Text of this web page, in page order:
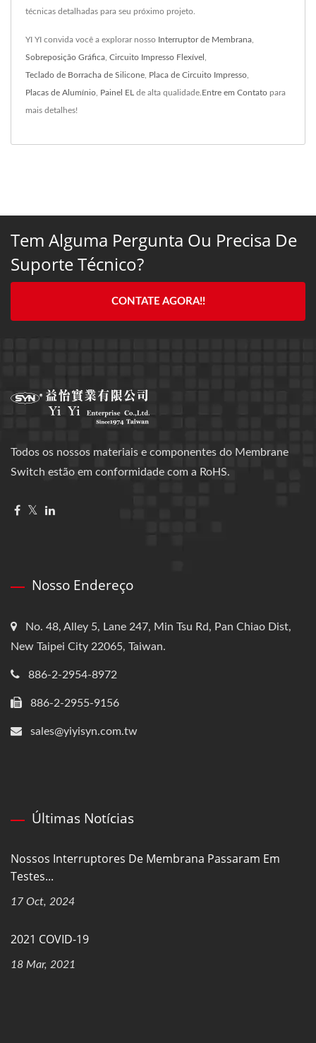
técnicas detalhadas para seu próximo projeto.
YI YI convida você a explorar nosso Interruptor de Membrana
Sobreposição Gráfica Circuito Impresso Flexível
Teclado de Borracha de Silicone Placa de Circuito Impresso
Placas de Alumínio Painel EL de alta qualidade. Entre em Contato para
mais detalhes!
Tem Alguma Pergunta Ou Precisa De
Suporte Técnico?
CONTATE AGORA!!
Todos os nossos materiais e componentes do Membrane
Switch estão em conformidade com a RoHS.
Nosso Endereço
No. 48, Alley 5, Lane 247, Min Tsu Rd, Pan Chiao Dist,
New Taipei City 22065, Taiwan.
886-2-2954-8972
886-2-2955-9156
sales@yiyisyn.com.tw
Últimas Notícias
Nossos Interruptores De Membrana Passaram Em
Testes...
17 Oct, 2024
2021 COVID-19
18 Mar, 2021